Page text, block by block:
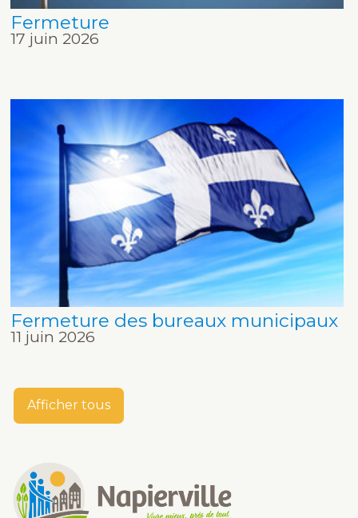
Fermeture
17 juin 2026
Fermeture des bureaux municipaux
11 juin 2026
Afficher tous